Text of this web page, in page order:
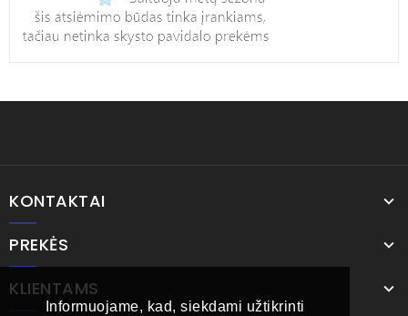
Informuojame, kad, siekdami užtikrinti
KONTAKTAI
PREKĖS
KLIENTAMS